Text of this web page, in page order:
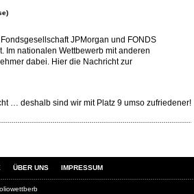
)
JPMorgan und FONDS
Im nationalen Wettbewerb mit anderen
dabei. Hier die Nachricht zur
… deshalb sind wir mit Platz 9 umso zufriedener!
ÜBER UNS IMPRESSUM